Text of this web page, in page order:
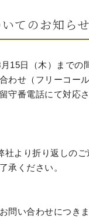
てのお知らせ
15日（木）までの
わせ（フリーコー
守番電話にて対応
社より折り返しの
承ください。
問い合わせにつき